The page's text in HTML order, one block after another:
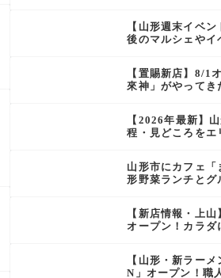
【山形週末イベ
後のマルシェやイ
【置賜新店】8/1
來神」がやってき
【2026年最新】
程・見どころをエ
山形市にカフェ「
形野菜ランチとグ
【新店情報・上
オープン！カラダ
【山形・新ラー
N」オープン！職